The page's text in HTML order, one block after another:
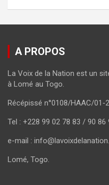
A PROPOS
La Voix de la Nation est un
à Lomé au Togo.
Récépissé n°0108/HAAC/01-
Tel : +228 99 02 78 83 / 90
e-mail :
Lomé, Togo.